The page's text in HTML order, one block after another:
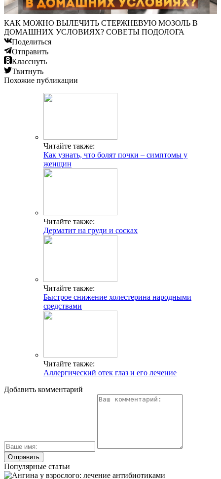
КАК МОЖНО ВЫЛЕЧИТЬ СТЕРЖНЕВУЮ МОЗОЛЬ В
ДОМАШНИХ УСЛОВИЯХ? СОВЕТЫ ПОДОЛОГА
Поделиться
Отправить
Класснуть
Твитнуть
Похожие публикации
Читайте также:
Как узнать, что болят почки – симптомы у
женщин
Читайте также:
Дерматит на груди и сосках
Читайте также:
Быстрое снижение холестерина народными
средствами
Читайте также:
Аллергический отек глаз и его лечение
Добавить комментарий
Популярные статьи